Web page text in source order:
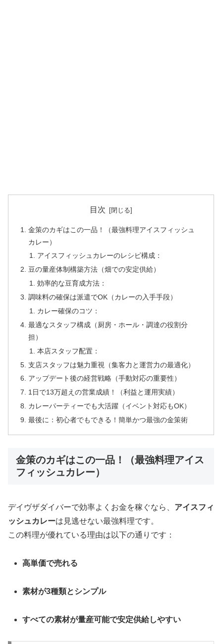
目次
金策のカギはこの一品！（最強料理アイスフィッシュ
カレー）
アイスフィッシュカレーのレシピ構成：
豆の量産体制構築方法（畑での安定供給）
効率的な豆育成方法：
調味料の確保は派遣でOK（カレーの入手手段）
カレー確保のコツ：
最適なスタッフ構成（厨房・ホール・調達の役割分
担）
本店スタッフ配置：
支店スタッフは魅力重視（集客力と運営力の最適化）
アップデート後の経営戦略（手動対応の重要性）
1日で13万超えの営業成績！（利益と運用実績）
カレーパーティーでも大活躍（イベント対応もOK）
最後に：初心者でもできる！簡単かつ最強の金策術
金策のカギはこの一品！（最強料理アイス
フィッシュカレー）
デイヴザダイバーで効率よくお金を稼ぐなら、 アイスフィ
ッシュカレーは見逃せない最強料理です。
この料理が優れている理由は以下の通りです：
高単価で売れる
素材が3種類とシンプル
すべての素材が量産可能で安定供給しやすい